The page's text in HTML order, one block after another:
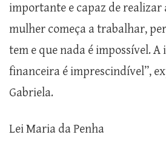
importante e capaz de realizar
mulher começa a trabalhar,
tem e que nada é impossível.
financeira é imprescindível”,
Gabriela.
Lei Maria da Penha